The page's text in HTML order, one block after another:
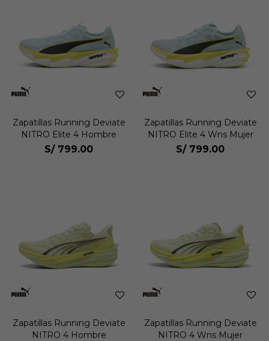
Zapatillas Running Deviate
NITRO Elite 4 Hombre
S/ 799.00
Zapatillas Running Deviate
NITRO Elite 4 Wns Mujer
S/ 799.00
Zapatillas Running Deviate
NITRO 4 Hombre
Zapatillas Running Deviate
NITRO 4 Wns Mujer